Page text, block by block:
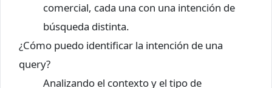
comercial, cada una con una intención de
búsqueda distinta.
¿Cómo puedo identificar la intención de una
query?
Analizando el contexto y el tipo de